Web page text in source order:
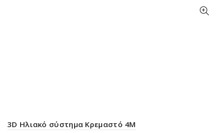
3D Ηλιακό σύστημα Κρεμαστό 4M